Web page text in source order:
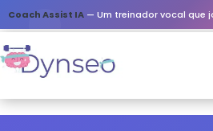
Coach Assist IA — Um treinador vocal que joga com os seus